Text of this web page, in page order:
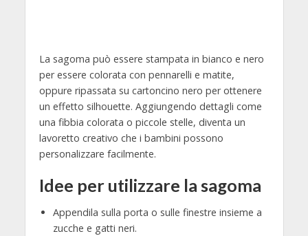
La sagoma può essere stampata in bianco e nero
per essere colorata con pennarelli e matite,
oppure ripassata su cartoncino nero per ottenere
un effetto silhouette. Aggiungendo dettagli come
una fibbia colorata o piccole stelle, diventa un
lavoretto creativo che i bambini possono
personalizzare facilmente.
Idee per utilizzare la sagoma
Appendila sulla porta o sulle finestre insieme a
zucche e gatti neri.